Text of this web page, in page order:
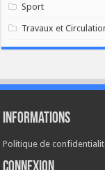
Sport
Travaux et
Informations
Politique de